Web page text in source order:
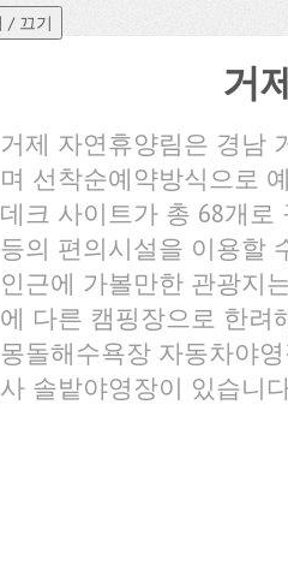
거
거제 자연휴양림은 경남
며 선착순예약방식으로
데크 사이트가 총 68개로
등의 편의시설을 이용할
인근에 가볼만한 관광지
에 다른 캠핑장으로 한려
몽돌해수욕장 자동차야
사 솔밭야영장이 있습니